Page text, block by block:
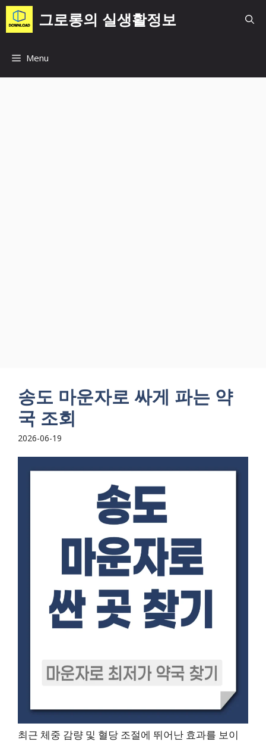
컨
텐
츠
너
그로롱의 실생활정보
Menu
송도 마운자로 싸게 파는 약
국 조회
2026-06-19
최근 체중 감량 및 혈당 조절에 뛰어난 효과를 보이